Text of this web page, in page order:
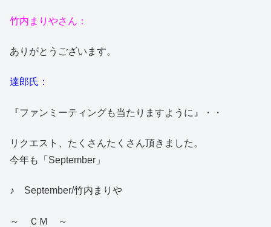
竹内まりやさん：
ありがとうございます。
達郎氏：
『ファンミーティングも当たりますように』・・
リクエスト、たくさんたくさん頂きました。
今年も「September」
♪ September/竹内まりや
～ ＣＭ ～